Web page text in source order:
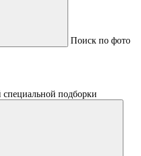
Поиск по фото
подборки